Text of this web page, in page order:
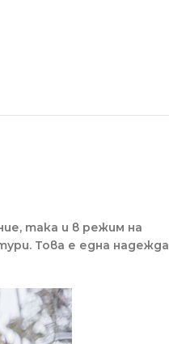
така и в режим на
Това е една надежда